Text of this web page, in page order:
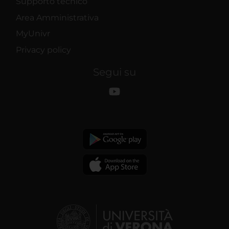
Area Amministrativa
MyUnivr
Privacy policy
Segui su